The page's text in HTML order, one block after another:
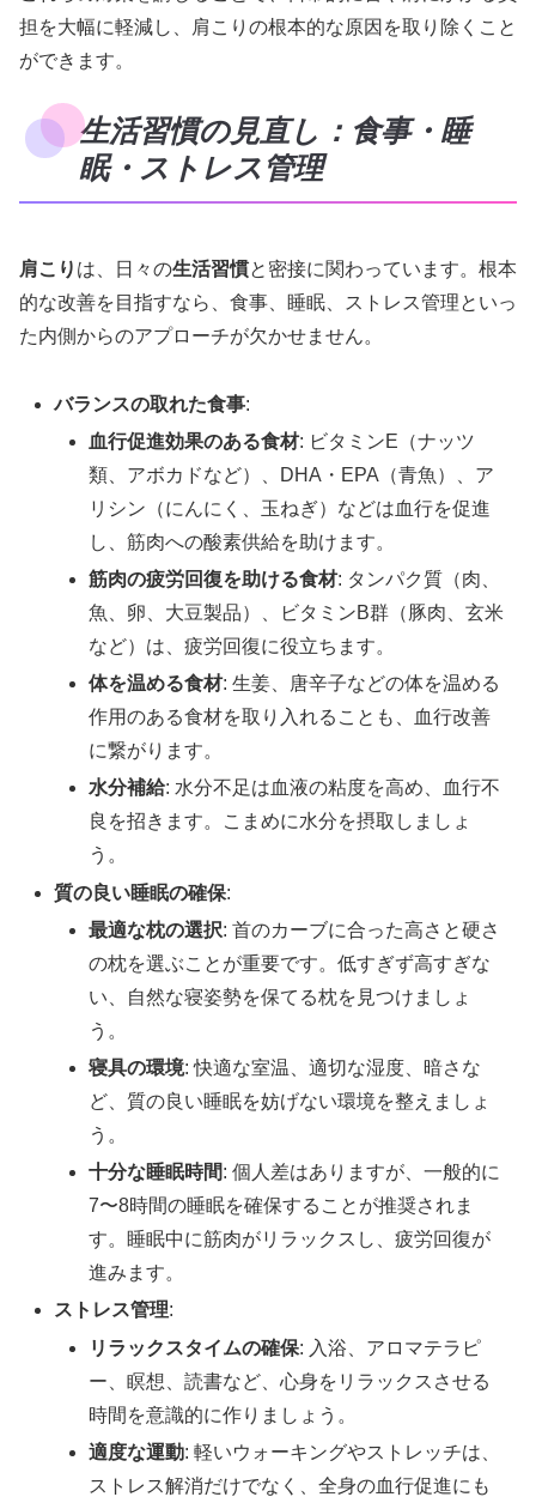
担を大幅に軽減し、肩こりの根本的な原因を取り除くこと
ができます。
生活習慣の見直し：食事・睡
眠・ストレス管理
肩こり は、日々の生活習慣と密接に関わっています。根本
的な改善を目指すなら、食事、睡眠、ストレス管理といっ
た内側からのアプローチが欠かせません。
バランスの取れた食事:
血行促進効果のある食材: ビタミンE（ナッツ
類、アボカドなど）、DHA・EPA（青魚）、ア
リシン（にんにく、玉ねぎ）などは血行を促進
し、筋肉への酸素供給を助けます。
筋肉の疲労回復を助ける食材: タンパク質（肉、
魚、卵、大豆製品）、ビタミンB群（豚肉、玄米
など）は、疲労回復に役立ちます。
体を温める食材: 生姜、唐辛子などの体を温める
作用のある食材を取り入れることも、血行改善
に繋がります。
水分補給: 水分不足は血液の粘度を高め、血行不
良を招きます。こまめに水分を摂取しましょ
う。
質の良い睡眠の確保:
最適な枕の選択: 首のカーブに合った高さと硬さ
の枕を選ぶことが重要です。低すぎず高すぎな
い、自然な寝姿勢を保てる枕を見つけましょ
う。
寝具の環境: 快適な室温、適切な湿度、暗さな
ど、質の良い睡眠を妨げない環境を整えましょ
う。
十分な睡眠時間: 個人差はありますが、一般的に
7〜8時間の睡眠を確保することが推奨されま
す。睡眠中に筋肉がリラックスし、疲労回復が
進みます。
ストレス管理:
リラックスタイムの確保: 入浴、アロマテラピ
ー、瞑想、読書など、心身をリラックスさせる
時間を意識的に作りましょう。
適度な運動: 軽いウォーキングやストレッチは、
ストレス解消だけでなく、全身の血行促進にも